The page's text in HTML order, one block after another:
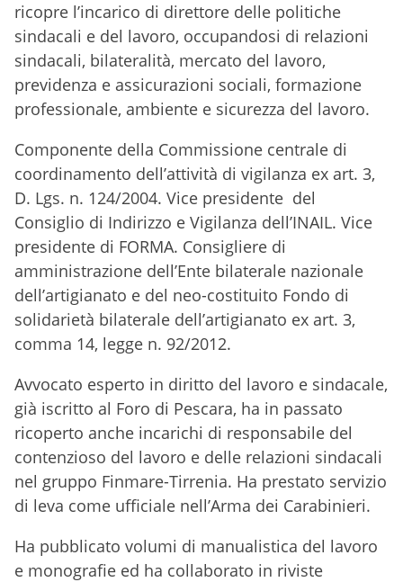
ricopre l’incarico di direttore delle politiche
sindacali e del lavoro, occupandosi di relazioni
sindacali, bilateralità, mercato del lavoro,
previdenza e assicurazioni sociali, formazione
professionale, ambiente e sicurezza del lavoro.
Componente della Commissione centrale di
coordinamento dell’attività di vigilanza ex art. 3,
D. Lgs. n. 124/2004. Vice presidente del
Consiglio di Indirizzo e Vigilanza dell’INAIL. Vice
presidente di FORMA. Consigliere di
amministrazione dell’Ente bilaterale nazionale
dell’artigianato e del neo-costituito Fondo di
solidarietà bilaterale dell’artigianato ex art. 3,
comma 14, legge n. 92/2012.
Avvocato esperto in diritto del lavoro e sindacale,
già iscritto al Foro di Pescara, ha in passato
ricoperto anche incarichi di responsabile del
contenzioso del lavoro e delle relazioni sindacali
nel gruppo Finmare-Tirrenia. Ha prestato servizio
di leva come ufficiale nell’Arma dei Carabinieri.
Ha pubblicato volumi di manualistica del lavoro
e monografie ed ha collaborato in riviste